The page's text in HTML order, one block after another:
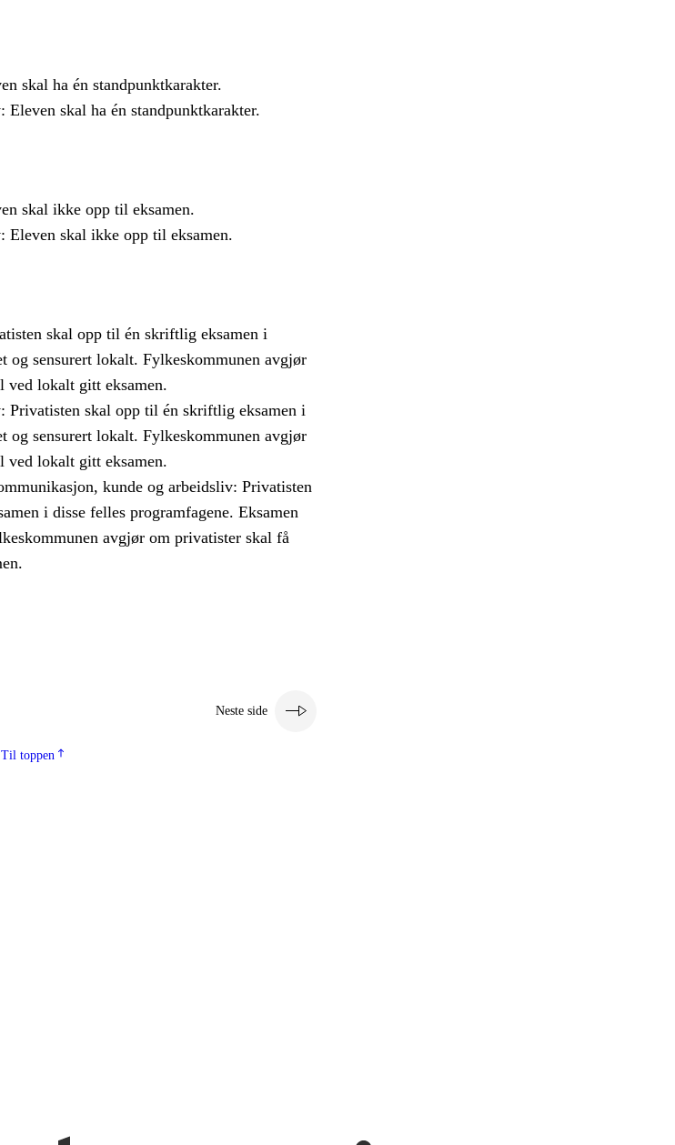
skal ha én standpunktkarakter.
skal ha én standpunktkarakter.
skal ikke opp til eksamen.
skal ikke opp til eksamen.
skal opp til én skriftlig eksamen i
og sensurert lokalt. Fylkeskommunen avgjør
ved lokalt gitt eksamen.
Privatisten skal opp til én skriftlig eksamen i
og sensurert lokalt. Fylkeskommunen avgjør
ved lokalt gitt eksamen.
kunde og arbeidsliv: Privatisten
i disse felles programfagene. Eksamen
avgjør om privatister skal få
Neste side
Til toppen